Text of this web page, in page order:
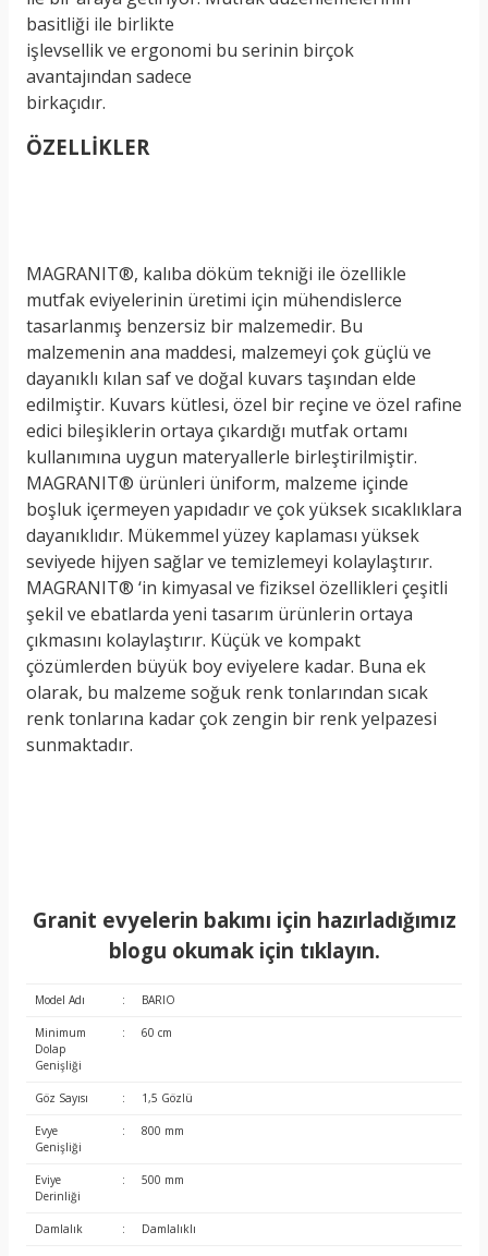
basitliği ile birlikte
işlevsellik ve ergonomi bu serinin birçok
avantajından sadece
birkaçıdır.
ÖZELLİKLER
MAGRANIT®, kalıba döküm tekniği ile özellikle
mutfak eviyelerinin üretimi için mühendislerce
tasarlanmış benzersiz bir malzemedir. Bu
malzemenin ana maddesi, malzemeyi çok güçlü ve
dayanıklı kılan saf ve doğal kuvars taşından elde
edilmiştir. Kuvars kütlesi, özel bir reçine ve özel rafine
edici bileşiklerin ortaya çıkardığı mutfak ortamı
kullanımına uygun materyallerle birleştirilmiştir.
MAGRANIT® ürünleri üniform, malzeme içinde
boşluk içermeyen yapıdadır ve çok yüksek sıcaklıklara
dayanıklıdır. Mükemmel yüzey kaplaması yüksek
seviyede hijyen sağlar ve temizlemeyi kolaylaştırır.
MAGRANIT® ‘in kimyasal ve fiziksel özellikleri çeşitli
şekil ve ebatlarda yeni tasarım ürünlerin ortaya
çıkmasını kolaylaştırır. Küçük ve kompakt
çözümlerden büyük boy eviyelere kadar. Buna ek
olarak, bu malzeme soğuk renk tonlarından sıcak
renk tonlarına kadar çok zengin bir renk yelpazesi
sunmaktadır.
Granit evyelerin bakımı için hazırladığımız
blogu okumak için tıklayın.
Model Adı : BARIO
Minimum
Dolap
Genişliği
: 60 cm
Göz Sayısı : 1,5 Gözlü
Evye
Genişliği
: 800 mm
Eviye
Derinliği
: 500 mm
Damlalık : Damlalıklı